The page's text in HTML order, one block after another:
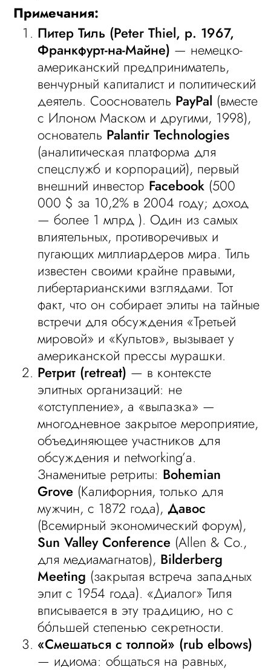
Примечания:
Питер Тиль (Peter Thiel, р. 1967,
Франкфурт-на-Майне) — немецко-
американский предприниматель,
венчурный капиталист и политический
деятель. Сооснователь PayPal (вместе
с Илоном Маском и другими, 1998),
основатель Palantir Technologies
(аналитическая платформа для
спецслужб и корпораций), первый
внешний инвестор Facebook (500
000 $ за 10,2% в 2004 году; доход
— более 1 млрд). Один из самых
влиятельных, противоречивых и
пугающих миллиардеров мира. Тиль
известен своими крайне правыми,
либертарианскими взглядами. Тот
факт, что он собирает элиты на тайные
встречи для обсуждения «Третьей
мировой» и «Культов», вызывает у
американской прессы мурашки.
Ретрит (retreat) — в контексте
элитных организаций: не
«отступление», а «вылазка» —
многодневное закрытое мероприятие,
объединяющее участников для
обсуждения и networking’а.
Знаменитые ретриты: Bohemian
Grove (Калифорния, только для
мужчин, с 1872 года),Давос
(Всемирный экономический форум),
Sun Valley Conference (Allen & Co.,
для медиамагнатов), Bilderberg
Meeting (закрытая встреча западных
элит с 1954 года). «Диалог» Тиля
вписывается в эту традицию, но с
бо́льшей степенью секретности.
«Смешаться с толпой» (rub elbows)
— идиома: общаться на равных,